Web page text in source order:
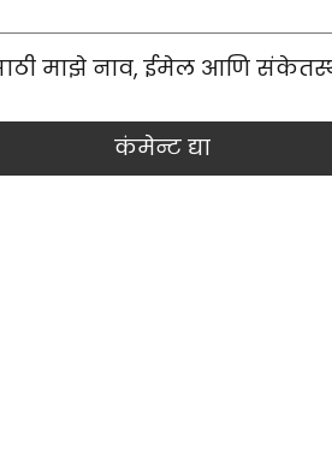
माझे नाव, ईमेल आणि